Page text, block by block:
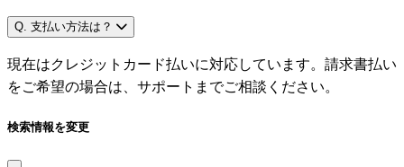
Q. 支払い方法は？
現在はクレジットカード払いに対応しています。請求書払い
をご希望の場合は、サポートまでご相談ください。
検索情報を変更